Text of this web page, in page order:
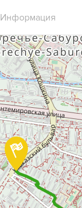
Информация